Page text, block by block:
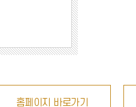
홈페이지 바로가기